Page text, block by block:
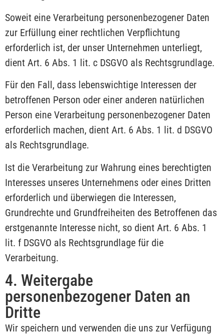
Soweit eine Verarbeitung personenbezogener Daten
zur Erfüllung einer rechtlichen Verpflichtung
erforderlich ist, der unser Unternehmen unterliegt,
dient Art. 6 Abs. 1 lit. c DSGVO als Rechtsgrundlage.
Für den Fall, dass lebenswichtige Interessen der
betroffenen Person oder einer anderen natürlichen
Person eine Verarbeitung personenbezogener Daten
erforderlich machen, dient Art. 6 Abs. 1 lit. d DSGVO
als Rechtsgrundlage.
Ist die Verarbeitung zur Wahrung eines berechtigten
Interesses unseres Unternehmens oder eines Dritten
erforderlich und überwiegen die Interessen,
Grundrechte und Grundfreiheiten des Betroffenen das
erstgenannte Interesse nicht, so dient Art. 6 Abs. 1
lit. f DSGVO als Rechtsgrundlage für die
Verarbeitung.
4. Weitergabe
personenbezogener Daten an
Dritte
Wir speichern und verwenden die uns zur Verfügung